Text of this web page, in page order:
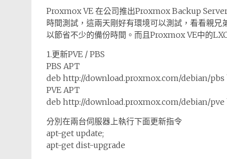
Proxmox VE 在公司推出Proxmox Backup
時間測試，這兩天剛好有環境可以測試，看看親
以節省不少的備份時間。而且Proxmox VE中的
1.更新PVE / PBS
PBS APT
deb http://download.proxmox.com/debian/
PVE APT
deb http://download.proxmox.com/debian/
分別在兩台伺服器上執行下面更新指令
apt-get update;
apt-get dist-upgrade